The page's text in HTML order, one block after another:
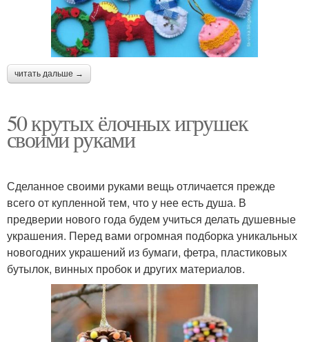
читать дальше →
50 крутых ёлочных игрушек
своими руками
Сделанное своими руками вещь отличается прежде
всего от купленной тем, что у нее есть душа. В
предверии нового года будем учиться делать душевные
украшения. Перед вами огромная подборка уникальных
новогодних украшений из бумаги, фетра, пластиковых
бутылок, винных пробок и других материалов.